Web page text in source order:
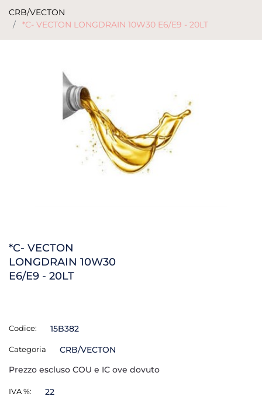
CRB/VECTON
*C- VECTON LONGDRAIN 10W30 E6/E9 - 20LT
*C- VECTON
LONGDRAIN 10W30
E6/E9 - 20LT
Codice: 15B382
Categoria
CRB/VECTON
Prezzo escluso COU e IC ove dovuto
IVA %: 22